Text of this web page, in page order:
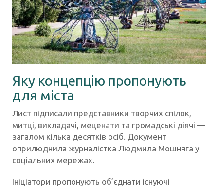
Яку концепцію пропонують
для міста
Лист підписали представники творчих спілок,
митці, викладачі, меценати та громадські діячі —
загалом кілька десятків осіб. Документ
оприлюднила журналістка Людмила Мошняга у
соціальних мережах.
Ініціатори пропонують об’єднати існуючі